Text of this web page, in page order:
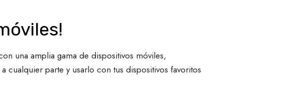
una amplia gama de dispositivos móviles,
cualquier parte y usarlo con tus dispositivos favoritos